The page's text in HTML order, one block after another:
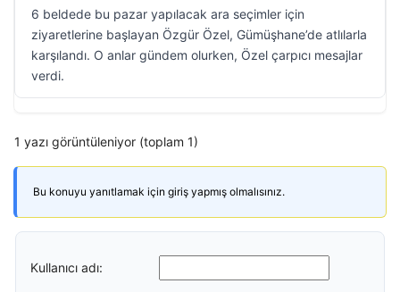
6 beldede bu pazar yapılacak ara seçimler için
ziyaretlerine başlayan Özgür Özel, Gümüşhane’de atlılarla
karşılandı. O anlar gündem olurken, Özel çarpıcı mesajlar
verdi.
1 yazı görüntüleniyor (toplam 1)
Bu konuyu yanıtlamak için giriş yapmış olmalısınız.
Kullanıcı adı: